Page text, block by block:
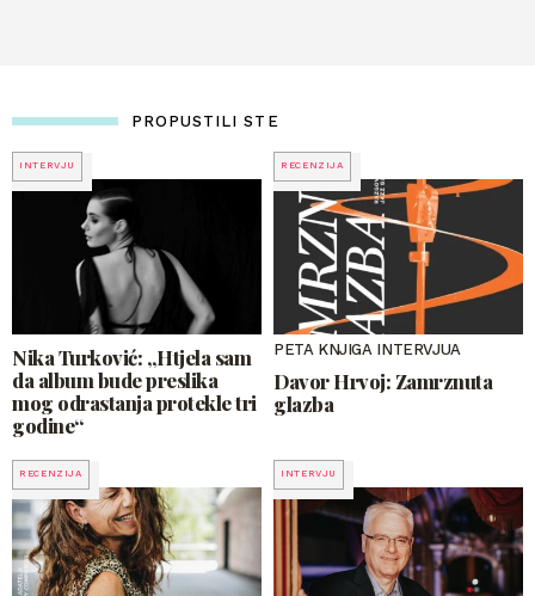
PROPUSTILI STE
INTERVJU
Nika Turković: „Htjela sam
da album bude preslika
mog odrastanja protekle tri
godine“
RECENZIJA
PETA KNJIGA INTERVJUA
Davor Hrvoj: Zamrznuta
glazba
RECENZIJA INTERVJU